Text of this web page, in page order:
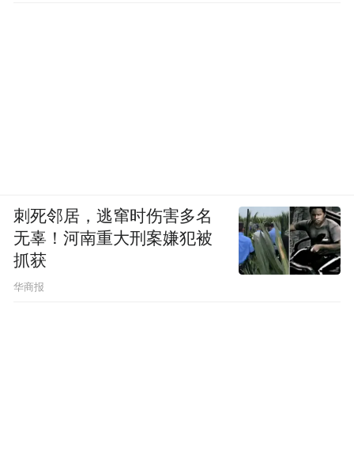
刺死邻居，逃窜时伤害多名
无辜！河南重大刑案嫌犯被
抓获
华商报